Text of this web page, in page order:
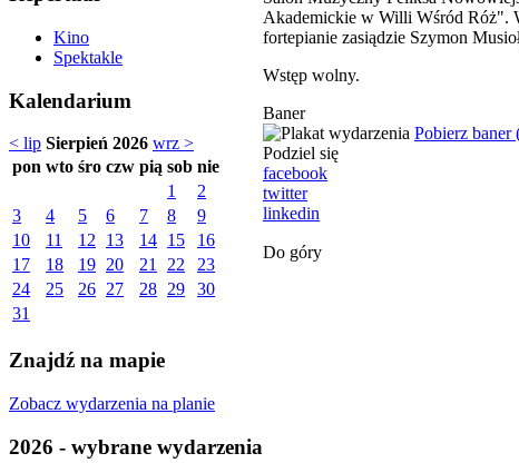
Kino
Spektakle
Kalendarium
< lip Sierpień 2026 wrz >
pon wto śro czw pią sob nie
1
2
3
4 5 6 7 8
9
10
11 12 13 14 15
16
17
18 19 20 21 22
23
24
25 26 27 28 29
30
31
Znajdź na mapie
Zobacz wydarzenia na planie
2026 - wybrane wydarzenia
Akademickie w Willi Wśród Róż".
fortepianie zasiądzie Szymon
Wstęp wolny.
Baner
Pobierz baner
Podziel się
facebook
twitter
linkedin
Do góry